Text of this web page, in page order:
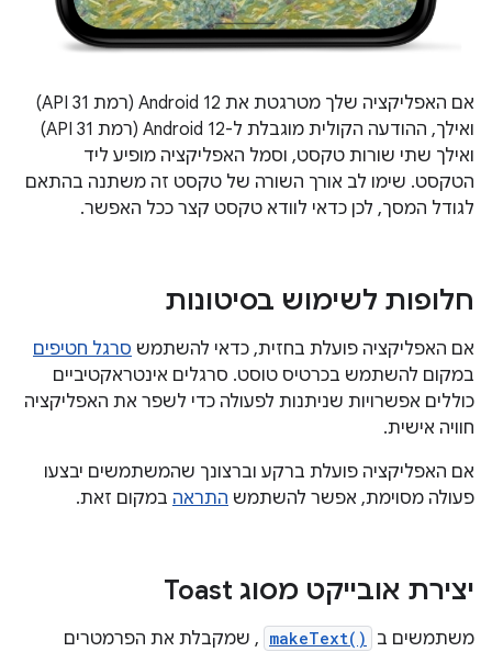
אם האפליקציה שלך מטרגטת את Android 12 (רמת API 31)
ואילך, ההודעה הקולית מוגבלת ל-Android 12 (רמת API 31)
ואילך שתי שורות טקסט, וסמל האפליקציה מופיע ליד
הטקסט. שימו לב אורך השורה של טקסט זה משתנה בהתאם
לגודל המסך, לכן כדאי לוודא טקסט קצר ככל האפשר.
חלופות לשימוש בסיטונות
אם האפליקציה פועלת בחזית, כדאי להשתמש סרגל חטיפים
במקום להשתמש בכרטיס טוסט. סרגלים אינטראקטיביים
כוללים אפשרויות שניתנות לפעולה כדי לשפר את האפליקציה
חוויה אישית.
אם האפליקציה פועלת ברקע וברצונך שהמשתמשים יבצעו
פעולה מסוימת, אפשר להשתמש התראה במקום זאת.
יצירת אובייקט מסוג Toast
משתמשים ב makeText() , שמקבלת את הפרמטרים